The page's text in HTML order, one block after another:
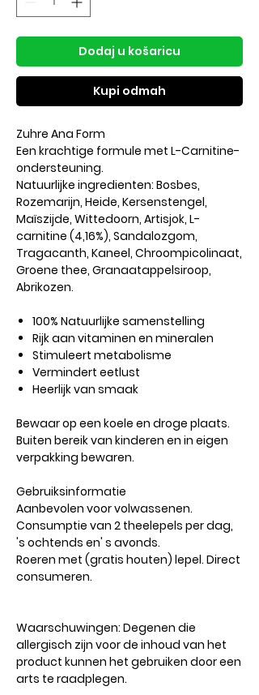
Dodaj u košaricu
Kupi odmah
Zuhre Ana Form
Een krachtige formule met L-Carnitine-
ondersteuning.
Natuurlijke ingredienten: Bosbes,
Rozemarijn, Heide, Kersenstengel,
Maïszijde, Wittedoorn, Artisjok, L-
carnitine (4,16%), Sandalozgom,
Tragacanth, Kaneel, Chroompicolinaat,
Groene thee, Granaatappelsiroop,
Abrikozen.
100% Natuurlijke samenstelling
Rijk aan vitaminen en mineralen
Stimuleert metabolisme
Vermindert eetlust
Heerlijk van smaak
Bewaar op een koele en droge plaats.
Buiten bereik van kinderen en in eigen
verpakking bewaren.
Gebruiksinformatie
Aanbevolen voor volwassenen.
Consumptie van 2 theelepels per dag,
's ochtends en' s avonds.
Roeren met (gratis houten) lepel. Direct
consumeren.
Waarschuwingen: Degenen die
allergisch zijn voor de inhoud van het
product kunnen het gebruiken door een
arts te raadplegen.